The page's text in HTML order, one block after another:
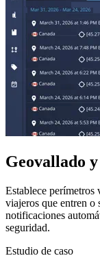
Geovallado
Establece perímetros
viajeros que entren o
notificaciones
seguridad.
Estudio de caso